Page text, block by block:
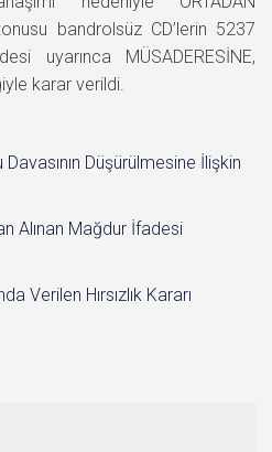
bandrolsüz CD’lerin 5237
uyarınca MÜSADERESİNE,
karar verildi.
Düşürülmesine İlişkin
Alınan Mağdur İfadesi
Verilen Hırsızlık Kararı